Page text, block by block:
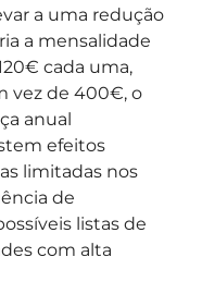
a uma redução
a mensalidade
cada uma,
vez de 400€, o
anual
efeitos
limitadas nos
de
listas de
com alta